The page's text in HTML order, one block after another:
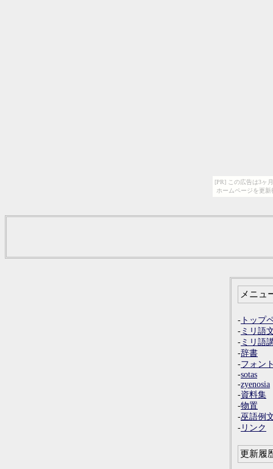
[PR] この広告は3ヶ
ホームページを更
メニュ
- トップ
- ミリ語
- ミリ語
-辞書
-フォン
-sotas
-zyenosia
-資料集
-物置
-巫語例
- リンク
更新履